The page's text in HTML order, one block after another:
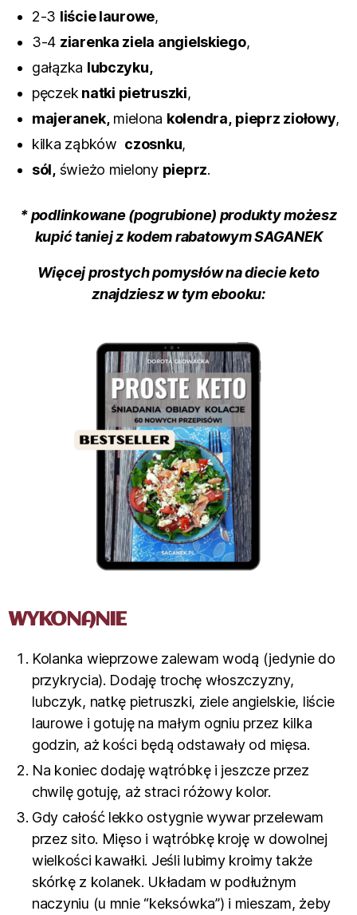
2-3 liście laurowe,
3-4 ziarenka ziela angielskiego,
gałązka lubczyku,
pęczek natki pietruszki,
majeranek,mielona kolendra, pieprz ziołowy,
kilka ząbków czosnku,
sól,świeżo mielony pieprz.
* podlinkowane (pogrubione) produkty możesz
kupić taniej z kodem rabatowym SAGANEK
Więcej prostych pomysłów na diecie keto
znajdziesz w tym ebooku:
WYKONANIE
Kolanka wieprzowe zalewam wodą (jedynie do
przykrycia). Dodaję trochę włoszczyzny,
lubczyk, natkę pietruszki, ziele angielskie, liście
laurowe i gotuję na małym ogniu przez kilka
godzin, aż kości będą odstawały od mięsa.
Na koniec dodaję wątróbkę i jeszcze przez
chwilę gotuję, aż straci różowy kolor.
Gdy całość lekko ostygnie wywar przelewam
przez sito. Mięso i wątróbkę kroję w dowolnej
wielkości kawałki. Jeśli lubimy kroimy także
skórkę z kolanek. Układam w podłużnym
naczyniu (u mnie “keksówka”) i mieszam, żeby